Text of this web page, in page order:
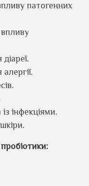
патогенних
впливу
інфекціями.